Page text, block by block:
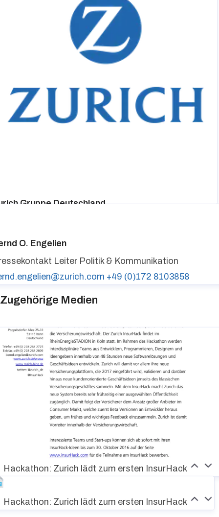
Gruppe Deutschland
O. Engelien
Leiter Politik & Kommunikation
+49 (0)172 8103858
Zugehörige Medien
Hackathon: Zurich lädt zum ersten InsurHack
Hackathon: Zurich lädt zum ersten InsurHack